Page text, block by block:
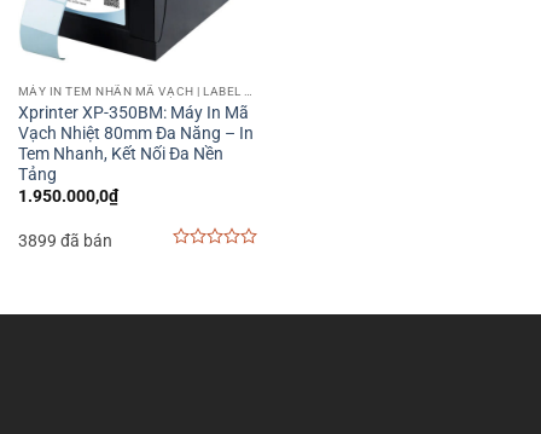
Xprinter XP-350BM: Máy In Mã
Vạch Nhiệt 80mm Đa Năng – In
Tem Nhanh, Kết Nối Đa Nền
Tảng
1.950.000,0₫
3899 đã bán
5